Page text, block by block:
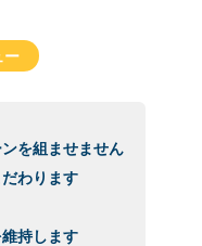
ー
を組ませません
わります
持します